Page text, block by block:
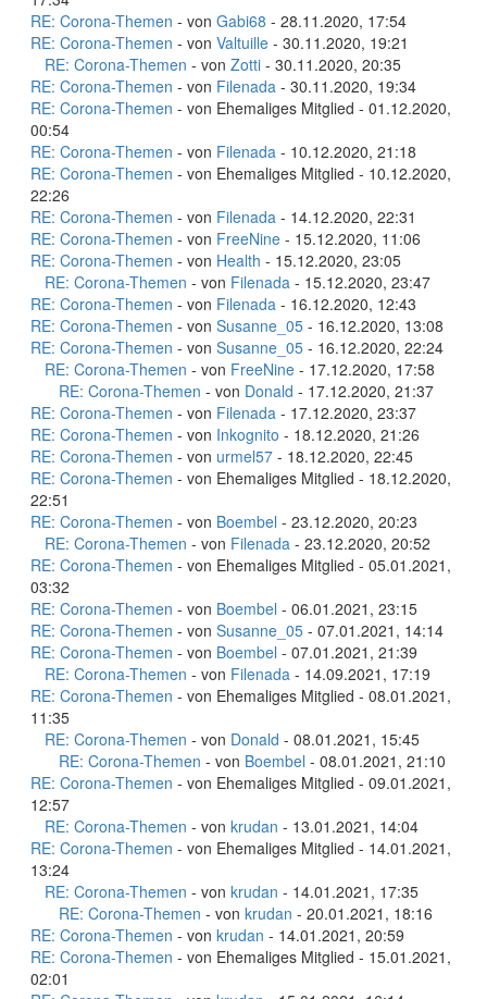
RE: Corona-Themen - von Gabi68 - 28.11.2020, 17:54
RE: Corona-Themen - von Valtuille - 30.11.2020, 19:21
RE: Corona-Themen - von Zotti - 30.11.2020, 20:35
RE: Corona-Themen - von Filenada - 30.11.2020, 19:34
RE: Corona-Themen - von Ehemaliges Mitglied - 01.12.2020,
00:54
RE: Corona-Themen - von Filenada - 10.12.2020, 21:18
RE: Corona-Themen - von Ehemaliges Mitglied - 10.12.2020,
22:26
RE: Corona-Themen - von Filenada - 14.12.2020, 22:31
RE: Corona-Themen - von FreeNine - 15.12.2020, 11:06
RE: Corona-Themen - von Health - 15.12.2020, 23:05
RE: Corona-Themen - von Filenada - 15.12.2020, 23:47
RE: Corona-Themen - von Filenada - 16.12.2020, 12:43
RE: Corona-Themen - von Susanne_05 - 16.12.2020, 13:08
RE: Corona-Themen - von Susanne_05 - 16.12.2020, 22:24
RE: Corona-Themen - von FreeNine - 17.12.2020, 17:58
RE: Corona-Themen - von Donald - 17.12.2020, 21:37
RE: Corona-Themen - von Filenada - 17.12.2020, 23:37
RE: Corona-Themen - von Inkognito - 18.12.2020, 21:26
RE: Corona-Themen - von urmel57 - 18.12.2020, 22:45
RE: Corona-Themen - von Ehemaliges Mitglied - 18.12.2020,
22:51
RE: Corona-Themen - von Boembel - 23.12.2020, 20:23
RE: Corona-Themen - von Filenada - 23.12.2020, 20:52
RE: Corona-Themen - von Ehemaliges Mitglied - 05.01.2021,
03:32
RE: Corona-Themen - von Boembel - 06.01.2021, 23:15
RE: Corona-Themen - von Susanne_05 - 07.01.2021, 14:14
RE: Corona-Themen - von Boembel - 07.01.2021, 21:39
RE: Corona-Themen - von Filenada - 14.09.2021, 17:19
RE: Corona-Themen - von Ehemaliges Mitglied - 08.01.2021,
11:35
RE: Corona-Themen - von Donald - 08.01.2021, 15:45
RE: Corona-Themen - von Boembel - 08.01.2021, 21:10
RE: Corona-Themen - von Ehemaliges Mitglied - 09.01.2021,
12:57
RE: Corona-Themen - von krudan - 13.01.2021, 14:04
RE: Corona-Themen - von Ehemaliges Mitglied - 14.01.2021,
13:24
RE: Corona-Themen - von krudan - 14.01.2021, 17:35
RE: Corona-Themen - von krudan - 20.01.2021, 18:16
RE: Corona-Themen - von krudan - 14.01.2021, 20:59
RE: Corona-Themen - von Ehemaliges Mitglied - 15.01.2021,
02:01